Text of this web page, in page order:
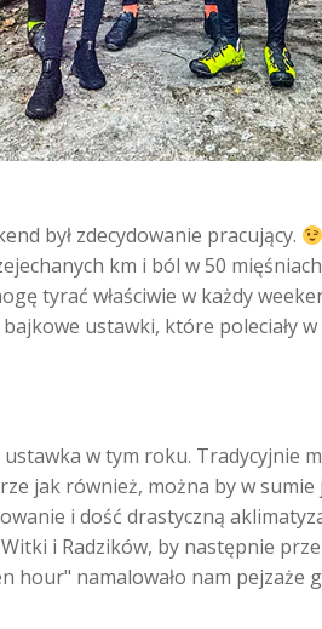
był zdecydowanie pracujący.
km i ból w 50
tyrać właściwie w każdy
ustawki, które poleciały
w tym roku.
jak również, można by w
i dość drastyczną
i Radzików, by następnie
hour" namalowało nam